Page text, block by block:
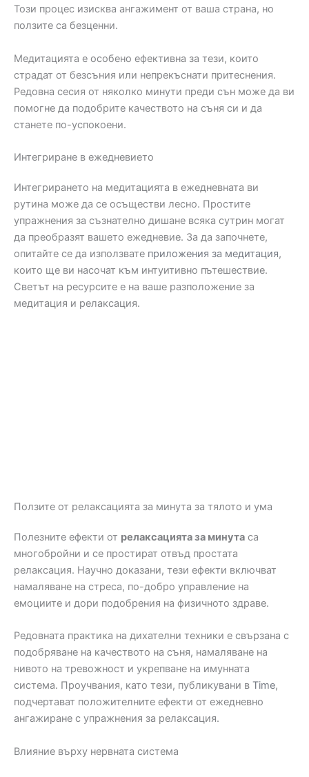
Този процес изисква ангажимент от ваша страна, но
ползите са безценни.
Медитацията е особено ефективна за тези, които
страдат от безсъния или непрекъснати притеснения.
Редовна сесия от няколко минути преди сън може да ви
помогне да подобрите качеството на съня си и да
станете по-успокоени.
Интегриране в ежедневието
Интегрирането на медитацията в ежедневната ви
рутина може да се осъществи лесно. Простите
упражнения за съзнателно дишане всяка сутрин могат
да преобразят вашето ежедневие. За да започнете,
опитайте се да използвате приложения за медитация,
които ще ви насочат към интуитивно пътешествие.
Светът на ресурсите е на ваше разположение за
медитация и релаксация.
Ползите от релаксацията за минута за тялото и ума
Полезните ефекти от релаксацията за минута са
многобройни и се простират отвъд простата
релаксация. Научно доказани, тези ефекти включват
намаляване на стреса, по-добро управление на
емоциите и дори подобрения на физичното здраве.
Редовната практика на дихателни техники е свързана с
подобряване на качеството на съня, намаляване на
нивото на тревожност и укрепване на имунната
система. Проучвания, като тези, публикувани в Time,
подчертават положителните ефекти от ежедневно
ангажиране с упражнения за релаксация.
Влияние върху нервната система